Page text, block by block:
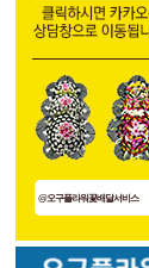
@오구플라워꽃배달서비스